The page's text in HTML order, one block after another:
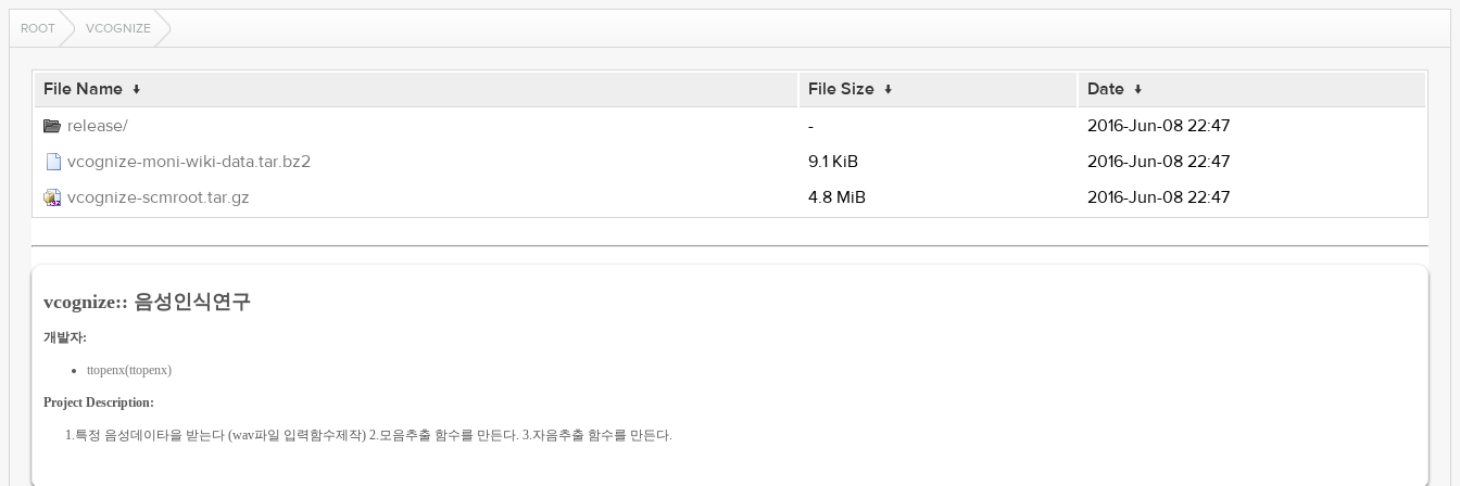
ROOT VCOGNIZE
File Name ↓ File Size ↓ Date ↓
release/
-
2016-Jun-08 22:47
vcognize-moni-wiki-data.tar.bz2
9.1 KiB
2016-Jun-08 22:47
vcognize-scmroot.tar.gz
4.8 MiB 2016-Jun-08 22:47
vcognize:: 음성인식연구
개발자:
ttopenx(ttopenx)
Project Description:
1.특정 음성데이타을 받는다 (wav파일 입력함수제작) 2.모음추출 함수를 만든다. 3.자음추출 함수를 만든다.